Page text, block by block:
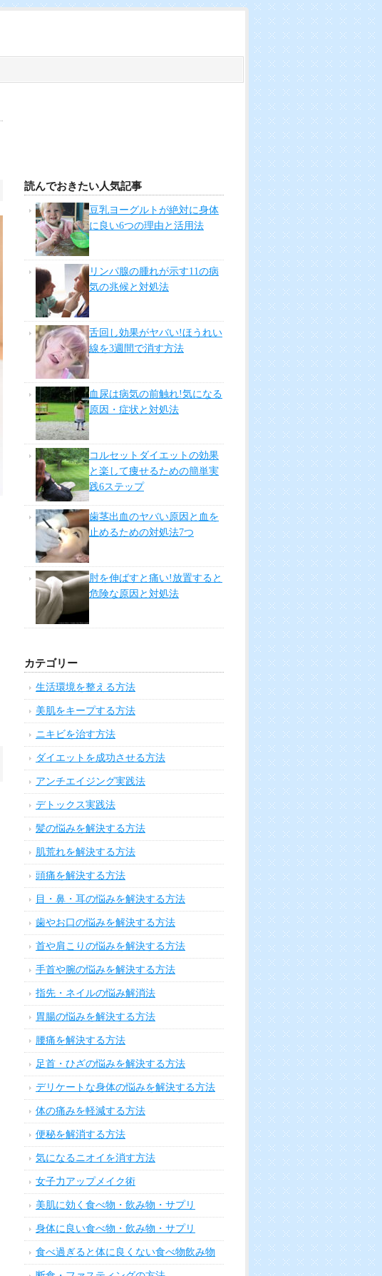
読んでおきたい人気記事
豆乳ヨーグルトが絶対に身体
に良い6つの理由と活用法
リンパ腺の腫れが示す11の病
気の兆候と対処法
舌回し効果がヤバい!ほうれい
線を3週間で消す方法
血尿は病気の前触れ!気になる
原因・症状と対処法
コルセットダイエットの効果
と楽して痩せるための簡単実
践6ステップ
歯茎出血のヤバい原因と血を
止めるための対処法7つ
肘を伸ばすと痛い!放置すると
危険な原因と対処法
カテゴリー
生活環境を整える方法
美肌をキープする方法
ニキビを治す方法
ダイエットを成功させる方法
アンチエイジング実践法
デトックス実践法
髪の悩みを解決する方法
肌荒れを解決する方法
頭痛を解決する方法
目・鼻・耳の悩みを解決する方法
歯やお口の悩みを解決する方法
首や肩こりの悩みを解決する方法
手首や腕の悩みを解決する方法
指先・ネイルの悩み解消法
胃腸の悩みを解決する方法
腰痛を解決する方法
足首・ひざの悩みを解決する方法
デリケートな身体の悩みを解決する方法
体の痛みを軽減する方法
便秘を解消する方法
気になるニオイを消す方法
女子力アップメイク術
美肌に効く食べ物・飲み物・サプリ
身体に良い食べ物・飲み物・サプリ
食べ過ぎると体に良くない食べ物飲み物